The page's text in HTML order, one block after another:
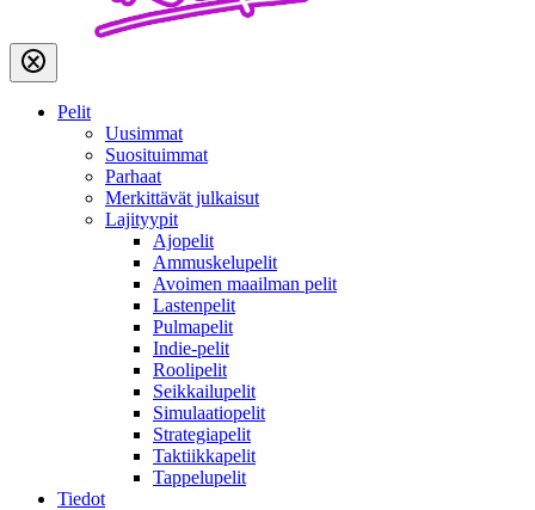
Pelit
Uusimmat
Suosituimmat
Parhaat
Merkittävät julkaisut
Lajityypit
Ajopelit
Ammuskelupelit
Avoimen maailman pelit
Lastenpelit
Pulmapelit
Indie-pelit
Roolipelit
Seikkailupelit
Simulaatiopelit
Strategiapelit
Taktiikkapelit
Tappelupelit
Tiedot